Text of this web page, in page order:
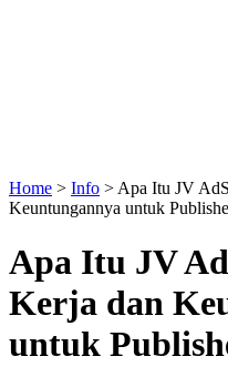
Home > Info > Apa Itu JV
Keuntungannya untuk
Apa Itu JV
Kerja dan
untuk